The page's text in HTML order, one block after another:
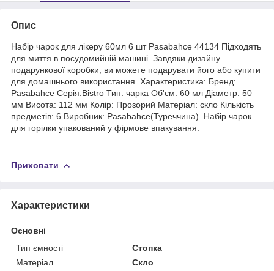
Опис
Набір чарок для лікеру 60мл 6 шт Pasabahce 44134 Підходять
для миття в посудомийній машині. Завдяки дизайну
подарункової коробки, ви можете подарувати його або купити
для домашнього використання. Характеристика: Бренд:
Pasabahce Серія:Bistro Тип: чарка Об'єм: 60 мл Діаметр: 50
мм Висота: 112 мм Колір: Прозорий Матеріал: скло Кількість
предметів: 6 Виробник: Рasabahce(Туреччина). Набір чарок
для горілки упакований у фірмове впакування.
Приховати
Характеристики
Основні
Тип ємності
Стопка
Матеріал
Скло